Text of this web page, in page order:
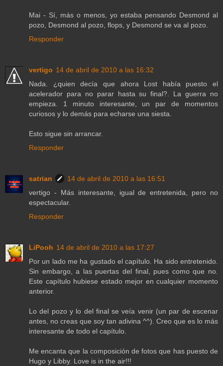
Mai - Sí, más o menos, yo estaba pensando Desmond al
pozo, Desmond al pozo, flops, y Desmond se va al pozo.
Responder
vertigo 14 de abril de 2010 a las 16:32
Nada. ¿quien decía que ahora Lost había puesto el
acelerador para no parar hasta su final?. La guerra no
empieza. 1 minuto interesante, un par de momentos
curiosos y lo demás para echarse una siesta.
Esto sigue sin arrancar.
Responder
satrian
14 de abril de 2010 a las 16:51
vertigo - Más interesante, igual de entretenida, pero no
espectacular.
Responder
LiPooh 14 de abril de 2010 a las 17:27
Por un lado me ha gustado el capítulo. Ha sido entretenido.
Sin embargo, a las puertas del final, pues como que no.
Este capítulo hubiese estado mejor en cualquier momento
anterior.
Lo del pozo y lo del final se veía venir (un par de escenar
antes, no creas que soy tan adivina ^^). Creo que es lo más
interesante de todo el capítulo.
Me encanta que la composición de fotos que has puesto de
Hugo y Libby. Love is in the air!!!